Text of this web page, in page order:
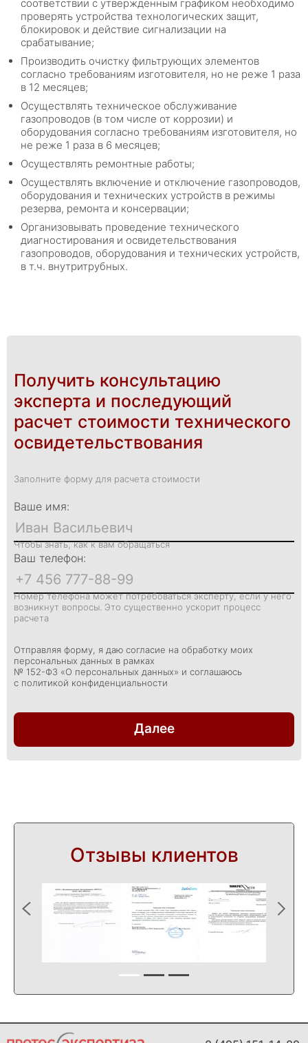
соответствии с утвержденным графиком необходимо
проверять устройства технологических защит,
блокировок и действие сигнализации на
срабатывание;
Производить очистку фильтрующих элементов
согласно требованиям изготовителя, но не реже 1 раза
в 12 месяцев;
Осуществлять техническое обслуживание
газопроводов (в том числе от коррозии) и
оборудования согласно требованиям изготовителя, но
не реже 1 раза в 6 месяцев;
Осуществлять ремонтные работы;
Осуществлять включение и отключение газопроводов,
оборудования и технических устройств в режимы
резерва, ремонта и консервации;
Организовывать проведение технического
диагностирования и освидетельствования
газопроводов, оборудования и технических устройств,
в т.ч. внутритрубных.
Получить консультацию
эксперта и последующий
расчет стоимости технического
освидетельствования
Заполните форму для расчета стоимости
Ваше имя:
Чтобы знать, как к вам обращаться
Ваш телефон:
Номер телефона может потребоваться эксперту, если у него
возникнут вопросы. Это существенно ускорит процесс
расчета
Отправляя форму, я даю согласие на обработку моих
персональных данных в рамках
№ 152-ФЗ «О персональных данных» и соглашаюсь
с политикой конфиденциальности
Далее
Отзывы клиентов